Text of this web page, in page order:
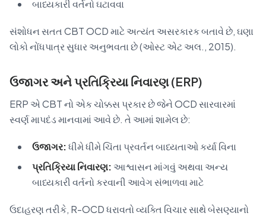
બાધ્યકારી વર્તનો ઘટાવવા
સંશોધન સતત CBT OCD માટે અત્યંત અસરકારક બતાવે છે, ઘણા
લોકો નોંધપાત્ર સુધાર અનુભવતા છે (ઓસ્ટ એટ અલ., 2015).
ઉજાગર અને પ્રતિક્રિયા નિવારણ (ERP)
ERP એ CBT નો એક ચોક્કસ પ્રકાર છે જેને OCD સારવારમાં
સ્વર્ણ માપદંડ માનવામાં આવે છે. તે આમાં શામેલ છે:
ઉજાગર:ધીમે ધીમે ચિંતા પ્રવર્તન બાધ્યતાઓ કર્યા વિના
પ્રતિક્રિયા નિવારણ: આશ્વાસન માંગવું અથવા અન્ય
બાધ્યકારી વર્તનો કરવાની આવેગ સંભાળવા માટે
ઉદાહરણ તરીકે, R-OCD ધરાવતો વ્યક્તિ વિચાર સાથે બેસણ્યાનો